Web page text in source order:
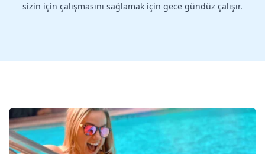
sizin için çalışmasını sağlamak için gece gündüz çalışır.